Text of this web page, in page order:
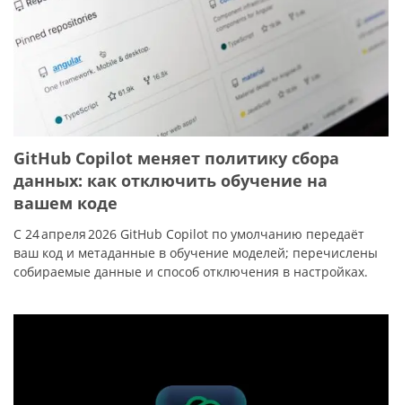
GitHub Copilot меняет политику сбора
данных: как отключить обучение на
вашем коде
С 24 апреля 2026 GitHub Copilot по умолчанию передаёт
ваш код и метаданные в обучение моделей; перечислены
собираемые данные и способ отключения в настройках.